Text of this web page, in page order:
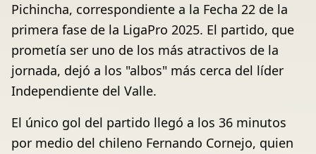
Pichincha, correspondiente a la Fecha 22 de la
primera fase de la LigaPro 2025. El partido, que
prometía ser uno de los más atractivos de la
jornada, dejó a los "albos" más cerca del líder
Independiente del Valle.
El único gol del partido llegó a los 36 minutos
por medio del chileno Fernando Cornejo, quien